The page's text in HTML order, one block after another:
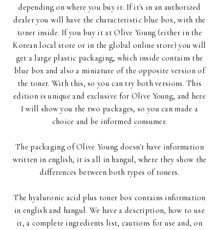
depending on where you buy it. If it's in an authorized
dealer you will have the characteristic blue box, with the
toner inside. If you buy it at Olive Young (either in the
Korean local store or in the global online store) you will
get a large plastic packaging, which inside contains the
blue box and also a miniature of the opposite version of
the toner. With this, so you can try both versions. This
edition is unique and exclusive for Olive Young, and here
I will show you the two packages, so you can made a
choice and be informed consumer.
The packaging of Olive Young doesn't have information
written in english, it is all in hangul, where they show the
differences between both types of toners.
The hyaluronic acid plus toner box contains information
in english and hangul. We have a description, how to use
it, a complete ingredients list, cautions for use and, on